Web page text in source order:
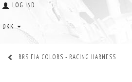
LOG IND
DKK
RRS FIA COLORS - RACING HARNESS